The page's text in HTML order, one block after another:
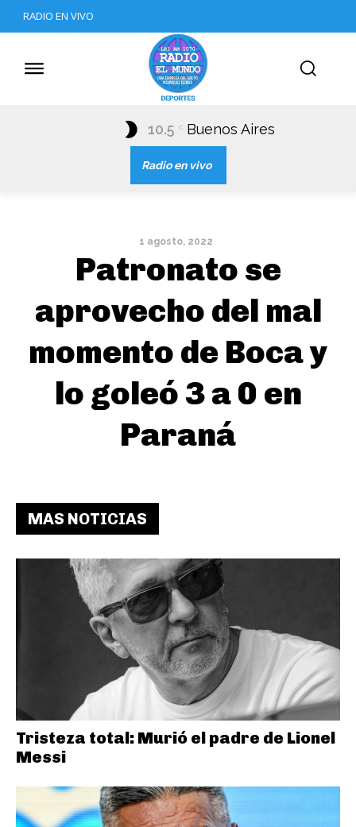
RADIO EN VIVO
10.5 C Buenos Aires
Radio en vivo
1 agosto, 2022
Patronato se
aprovecho del mal
momento de Boca y
lo goleó 3 a 0 en
Paraná
MAS NOTICIAS
Tristeza total: Murió el padre de Lionel
Messi